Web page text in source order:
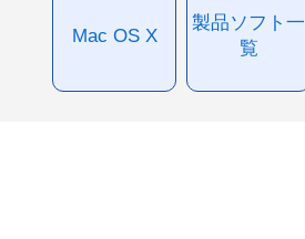
Mac OS X
製品ソフト一
覧